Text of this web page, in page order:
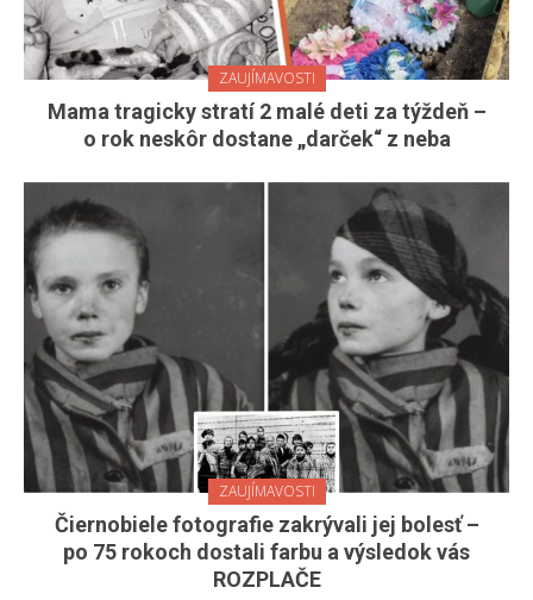
ZAUJÍMAVOSTI
Mama tragicky stratí 2 malé deti za týždeň –
o rok neskôr dostane „darček“ z neba
ZAUJÍMAVOSTI
Čiernobiele fotografie zakrývali jej bolesť –
po 75 rokoch dostali farbu a výsledok vás
ROZPLAČE